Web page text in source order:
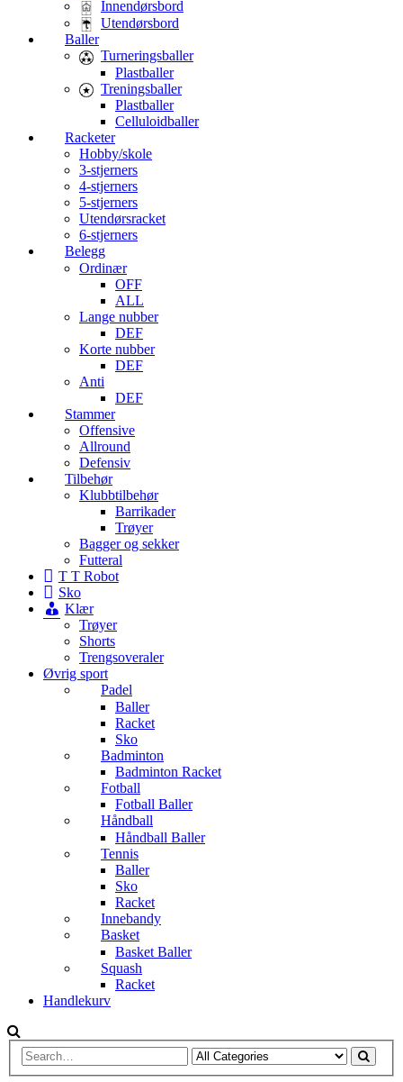
Innendørsbord
Utendørsbord
Baller
Turneringsballer
Plastballer
Treningsballer
Plastballer
Celluloidballer
Racketer
Hobby/skole
3-stjerners
4-stjerners
5-stjerners
Utendørsracket
6-stjerners
Belegg
Ordinær
OFF
ALL
Lange nubber
DEF
Korte nubber
DEF
Anti
DEF
Stammer
Offensive
Allround
Defensiv
Tilbehør
Klubbtilbehør
Barrikader
Trøyer
Bagger og sekker
Futteral
T T Robot
Sko
Klær
Trøyer
Shorts
Trengsoveraler
Øvrig sport
Padel
Baller
Racket
Sko
Badminton
Badminton Racket
Fotball
Fotball Baller
Håndball
Håndball Baller
Tennis
Baller
Sko
Racket
Innebandy
Basket
Basket Baller
Squash
Racket
Handlekurv